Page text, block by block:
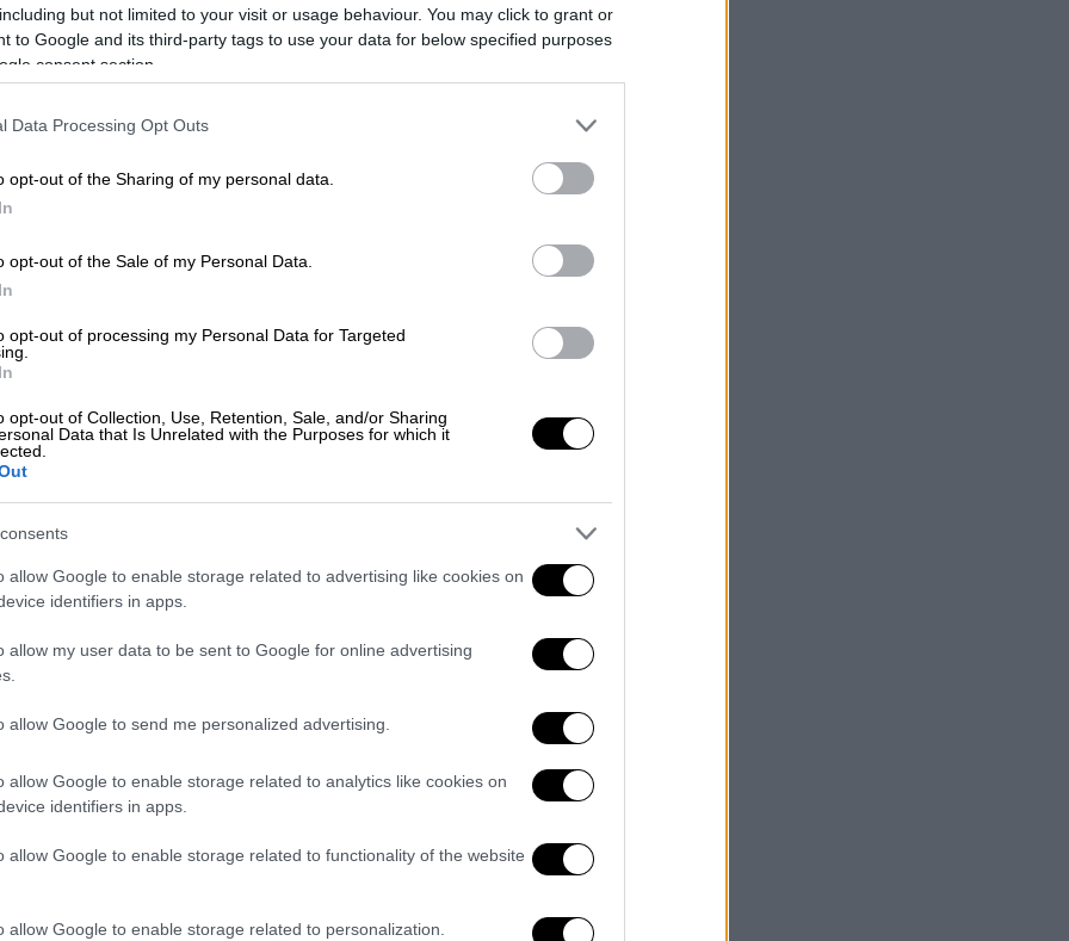
but not limited to your visit or usage behaviour. You may click to grant or
to Google and its third-party tags to use your data for below specified purposes
consent section.
Data Processing Opt Outs
opt-out of the Sharing of my personal data.
opt-out of the Sale of my Personal Data.
opt-out of processing my Personal Data for Targeted
opt-out of Collection, Use, Retention, Sale, and/or Sharing
Data that Is Unrelated with the Purposes for which it
allow Google to enable storage related to advertising like cookies on
identifiers in apps.
allow my user data to be sent to Google for online advertising
allow Google to send me personalized advertising.
allow Google to enable storage related to analytics like cookies on
identifiers in apps.
allow Google to enable storage related to functionality of the website
allow Google to enable storage related to personalization.
το ΕΘΝΟΣ στη Google
στο χθεσινό επεισόδιο του «
μένα».
2024 η Γεωργία - Τι θέση
με έναν διαγωνιζόμενο από την ομάδα
ελαφρώς αλλαγμένο στίχο. Πιο
και στα όνειρα μου, δεν θέλω
κάτι πολύ μεγάλο. Θέλω να σου δώσω μια
η μοναχικότητα, αδελφέ μου».